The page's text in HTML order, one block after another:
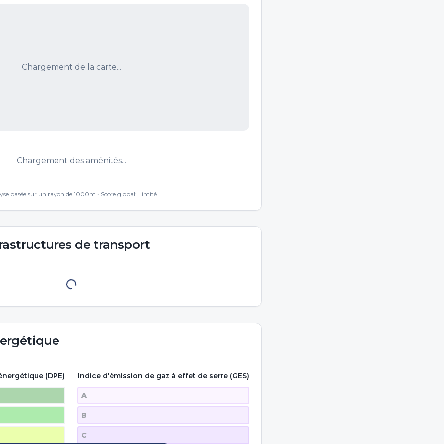
Chargement de la carte...
Chargement des aménités...
basée sur un rayon de 1000m • Score global: Limité
de transport
(DPE) Indice d'émission de gaz à effet de serre (GES)
A
B
C